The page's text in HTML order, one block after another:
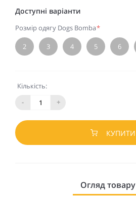
Доступні варіанти
Розмір одягу Dogs Bomba*
2 3 4 5 6
Кількість:
-
+
КУПИТИ
Огляд товару